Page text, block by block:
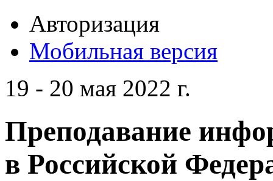
Авторизация
Мобильная версия
19 - 20 мая 2022 г.
Преподавание
в Российской